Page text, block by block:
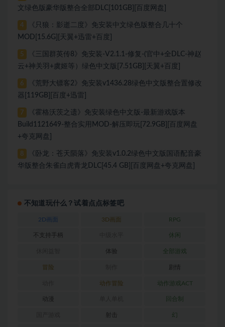
文绿色版豪华版整合全部DLC[101GB][百度网盘]
4
《只狼：影逝二度》免安装中文绿色版整合几十个
MOD[15.6G][天翼+迅雷+百度]
5
《三国群英传8》免安装-V2.1.1-修复-(官中+全DLC-神赵
云+神关羽+虞姬等）绿色中文版[7.51GB][天翼+百度]
6
《荒野大镖客2》免安装v1436.28绿色中文版整合置修改
器[119GB][百度+迅雷]
7
《霍格沃茨之遗》免安装绿色中文版-最新游戏版本
Build1121649-整合实用MOD-解压即玩[72.9GB][百度网盘
+夸克网盘]
8
《卧龙：苍天陨落》免安装v1.0.2绿色中文版国语配音豪
华版整合朱雀白虎青龙DLC[45.4 GB][百度网盘+夸克网盘]
不知道玩什么？试着点点标签吧
2D画面 3D画面 RPG
不支持手柄 休闲
体验 全部游戏
冒险 剧情
动作冒险 动作游戏ACT
动漫 回合制
射击 幻